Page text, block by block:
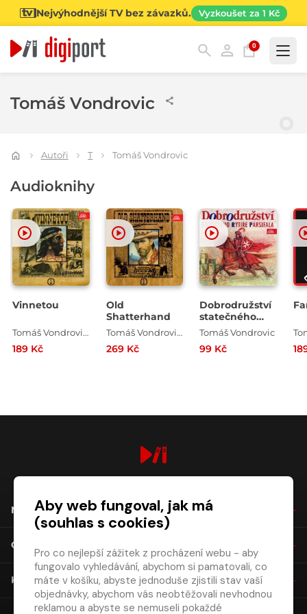
Nejvýhodnější TV bez závazků. Vyzkoušet za 1 Kč
0
Tomáš Vondrovic
Autoři T Tomáš Vondrovic
Audioknihy
Vinnetou
Tomáš Vondrovic , Drahomír Illík , Karel May
189 Kč
Old
Shatterhand
Tomáš Vondrovic , Drahomír Illík , Karel May
269 Kč
Dobrodružství
statečného
rytíře Parsifala
Tomáš Vondrovic
99 Kč
NÁKUP
O SPOLEČNOSTI
KONTAKT
Aby web fungoval, jak má
(souhlas s cookies)
Pro co nejlepší zážitek z procházení webu - aby
fungovalo vyhledávání, abychom si pamatovali, co
máte v košíku, abyste jednoduše zjistili stav vaší
objednávky, abychom vás neobtěžovali nevhodnou
reklamou a abyste se nemuseli pokaždé